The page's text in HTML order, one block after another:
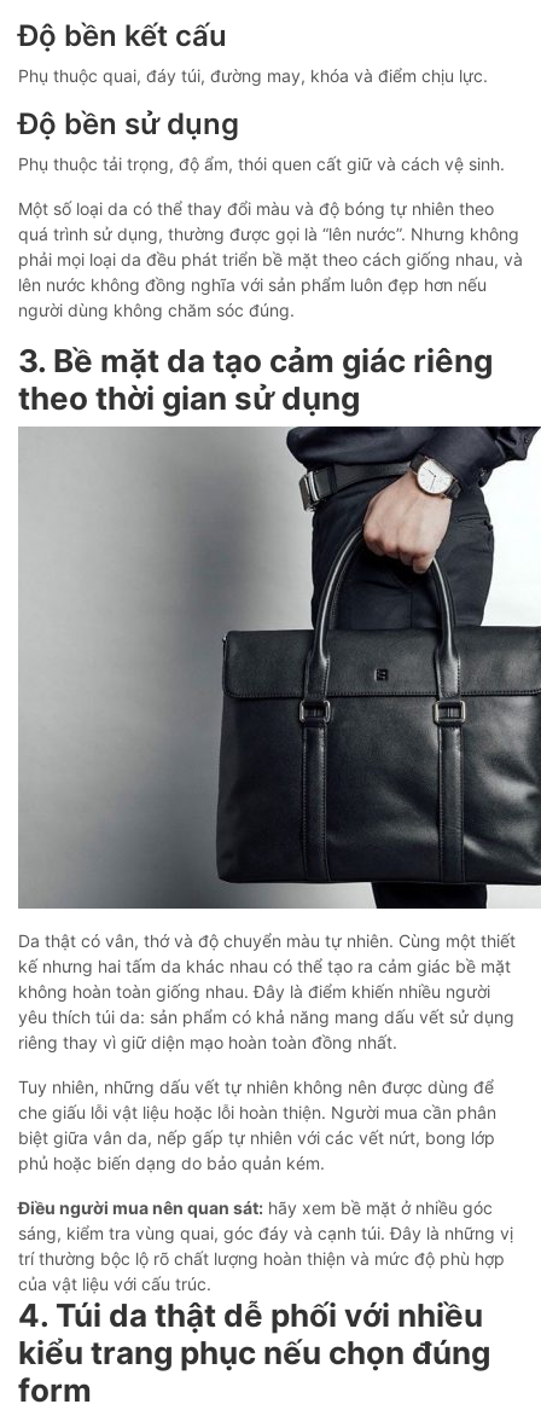
Độ bền kết cấu
Phụ thuộc quai, đáy túi, đường may, khóa và điểm chịu lực.
Độ bền sử dụng
Phụ thuộc tải trọng, độ ẩm, thói quen cất giữ và cách vệ sinh.
Một số loại da có thể thay đổi màu và độ bóng tự nhiên theo
quá trình sử dụng, thường được gọi là “lên nước”. Nhưng không
phải mọi loại da đều phát triển bề mặt theo cách giống nhau, và
lên nước không đồng nghĩa với sản phẩm luôn đẹp hơn nếu
người dùng không chăm sóc đúng.
3. Bề mặt da tạo cảm giác riêng
theo thời gian sử dụng
Da thật có vân, thớ và độ chuyển màu tự nhiên. Cùng một thiết
kế nhưng hai tấm da khác nhau có thể tạo ra cảm giác bề mặt
không hoàn toàn giống nhau. Đây là điểm khiến nhiều người
yêu thích túi da: sản phẩm có khả năng mang dấu vết sử dụng
riêng thay vì giữ diện mạo hoàn toàn đồng nhất.
Tuy nhiên, những dấu vết tự nhiên không nên được dùng để
che giấu lỗi vật liệu hoặc lỗi hoàn thiện. Người mua cần phân
biệt giữa vân da, nếp gấp tự nhiên với các vết nứt, bong lớp
phủ hoặc biến dạng do bảo quản kém.
Điều người mua nên quan sát: hãy xem bề mặt ở nhiều góc
sáng, kiểm tra vùng quai, góc đáy và cạnh túi. Đây là những vị
trí thường bộc lộ rõ chất lượng hoàn thiện và mức độ phù hợp
của vật liệu với cấu trúc.
4. Túi da thật dễ phối với nhiều
kiểu trang phục nếu chọn đúng
form